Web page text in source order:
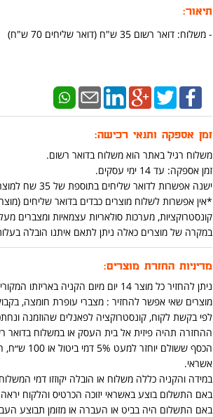
תיאור:
- משלוח: דואר רשום 35 ש"ח (דואר שליחים 70 ש"ח)
זמן אספקה ותנאי רכישה:
משלוח רגיל באתר הוא משלוח בדואר רשום.
זמן אספקה: עד 14 ימי עסקים.
ישנה אפשרות לדואר שליחים בתוספת של 35 שח למוצר* (בנוסף לדמי המשלוח הרגילים ) (יש אפשרות להוסיף בתהליך הקניה באתר)
קונסטרוקציות, מערכות סולאריות עצמאיות ומצברים מעל 30
במקרה של מוצרים כאלה ניתן לתאם איתנו הובלה בעלות
מדיניות החזרת מוצרים:
ניתן להחזיר כל מוצר 14 יום מיום הקניה באריזתו המקורית כאשר הוא שלם ולא בוצע בו שימוש .
מוצרים שאי אפשר להחזיר : מצברי עופרת חומצה,
לפי בקשת לקוח, קונסטרוקציה לפאנלים שהוזמנה
ההחזרה תהיה פיזית אל בית העסק או במשלוח בדואר
הכסף
אשראי.
במידה והקניה כללה משלוח או הובלה יקוזזו דמי
באם התשלום בוצע באשראי יזוכה הכרטיס והלקוח
באם התשלום היה בביט או העברה או מזומן תבוצע העברה לחשבון הלקוח